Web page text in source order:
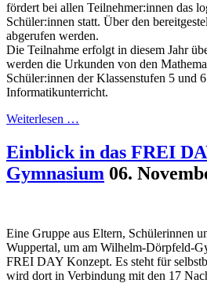
fördert bei allen Teilnehmer:innen das
Schüler:innen statt. Über den
abgerufen werden.
Die Teilnahme erfolgt in diesem Jahr
werden die Urkunden von den
Schüler:innen der Klassenstufen 5 und
Informatikunterricht.
Weiterlesen …
Einblick in das FREI
Gymnasium 06.
Eine Gruppe aus Eltern, Schülerinnen
Wuppertal, um am Wilhelm-Dörpfeld-
FREI DAY Konzept. Es steht für
wird dort in Verbindung mit den 17